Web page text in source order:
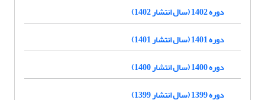
دوره 1402 (سال انتشار 1402)
دوره 1401 (سال انتشار 1401)
دوره 1400 (سال انتشار 1400)
دوره 1399 (سال انتشار 1399)